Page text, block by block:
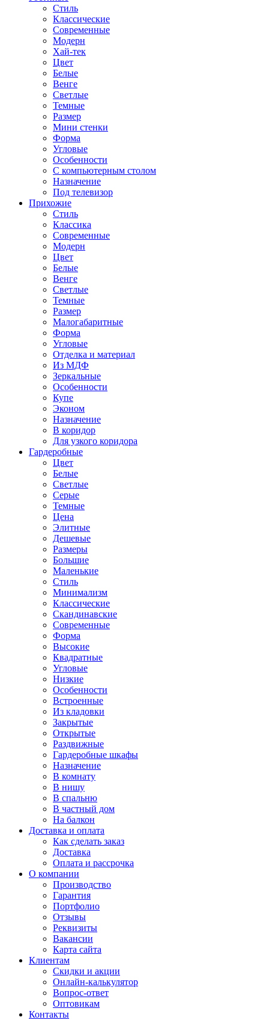
Стиль
Классические
Современные
Модерн
Хай-тек
Цвет
Белые
Венге
Светлые
Темные
Размер
Мини стенки
Форма
Угловые
Особенности
С компьютерным столом
Назначение
Под телевизор
Прихожие
Стиль
Классика
Современные
Модерн
Цвет
Белые
Венге
Светлые
Темные
Размер
Малогабаритные
Форма
Угловые
Отделка и материал
Из МДФ
Зеркальные
Особенности
Купе
Эконом
Назначение
В коридор
Для узкого коридора
Гардеробные
Цвет
Белые
Светлые
Серые
Темные
Цена
Элитные
Дешевые
Размеры
Большие
Маленькие
Стиль
Минимализм
Классические
Скандинавские
Современные
Форма
Высокие
Квадратные
Угловые
Низкие
Особенности
Встроенные
Из кладовки
Закрытые
Открытые
Раздвижные
Гардеробные шкафы
Назначение
В комнату
В нишу
В спальню
В частный дом
На балкон
Доставка и оплата
Как сделать заказ
Доставка
Оплата и рассрочка
О компании
Производство
Гарантия
Портфолио
Отзывы
Реквизиты
Вакансии
Карта сайта
Клиентам
Скидки и акции
Онлайн-калькулятор
Вопрос-ответ
Оптовикам
Контакты